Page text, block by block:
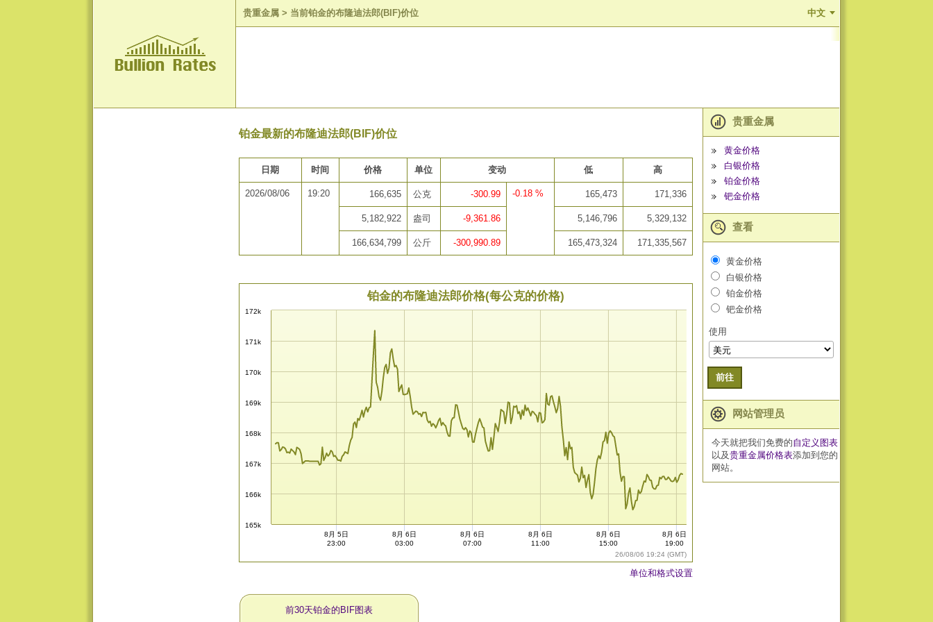
贵重金属 > 当前铂金的布隆迪法郎(BIF)价位 中文
铂金最新的布隆迪法郎(BIF)价位
日期 时间 价格 单位 变动 低 高
2026/08/06 19:20 166,635 公克 -300.99 -0.18 % 165,473 171,336
5,182,922 盎司 -9,361.86 5,146,796 5,329,132
166,634,799 公斤 -300,990.89 165,473,324 171,335,567
26/08/06 19:24 (GMT)
铂金的布隆迪法郎价格(每公克的价格)
165k
166k
167k
168k
169k
170k
171k
172k
8月 5日
23:00
8月 6日
03:00
8月 6日
07:00
8月 6日
11:00
8月 6日
15:00
8月 6日
19:00
单位和格式设置
前30天铂金的BIF图表
贵重金属
黄金价格
白银价格
铂金价格
钯金价格
查看
黄金价格
白银价格
铂金价格
钯金价格
使用
前往
网站管理员
今天就把我们免费的自定义图表
以及贵重金属价格表添加到您的
网站。